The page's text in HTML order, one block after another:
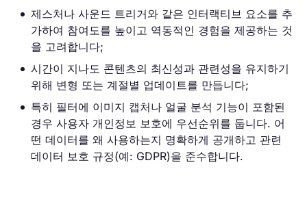
제스처나 사운드 트리거와 같은 인터랙티브 요소를 추
가하여 참여도를 높이고 역동적인 경험을 제공하는 것
을 고려합니다;
시간이 지나도 콘텐츠의 최신성과 관련성을 유지하기
위해 변형 또는 계절별 업데이트를 만듭니다;
특히 필터에 이미지 캡처나 얼굴 분석 기능이 포함된
경우 사용자 개인정보 보호에 우선순위를 둡니다. 어
떤 데이터를 왜 사용하는지 명확하게 공개하고 관련
데이터 보호 규정(예: GDPR)을 준수합니다.